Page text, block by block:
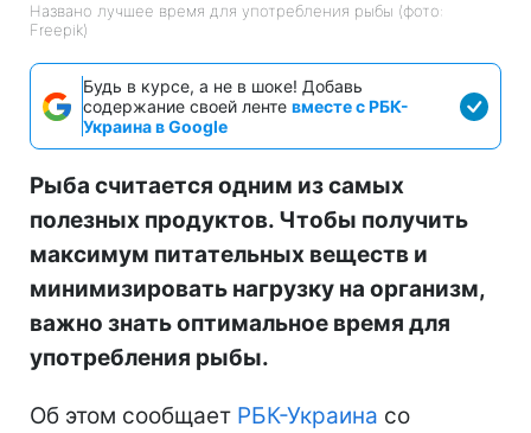
Названо лучшее время для употребления рыбы (фото:
Freepik)
Будь в курсе, а не в шоке! Добавь
содержание своей ленте вместе с РБК-
Украина в Google
Рыба считается одним из самых
полезных продуктов. Чтобы получить
максимум питательных веществ и
минимизировать нагрузку на организм,
важно знать оптимальное время для
употребления рыбы.
Об этом сообщает РБК-Украина со